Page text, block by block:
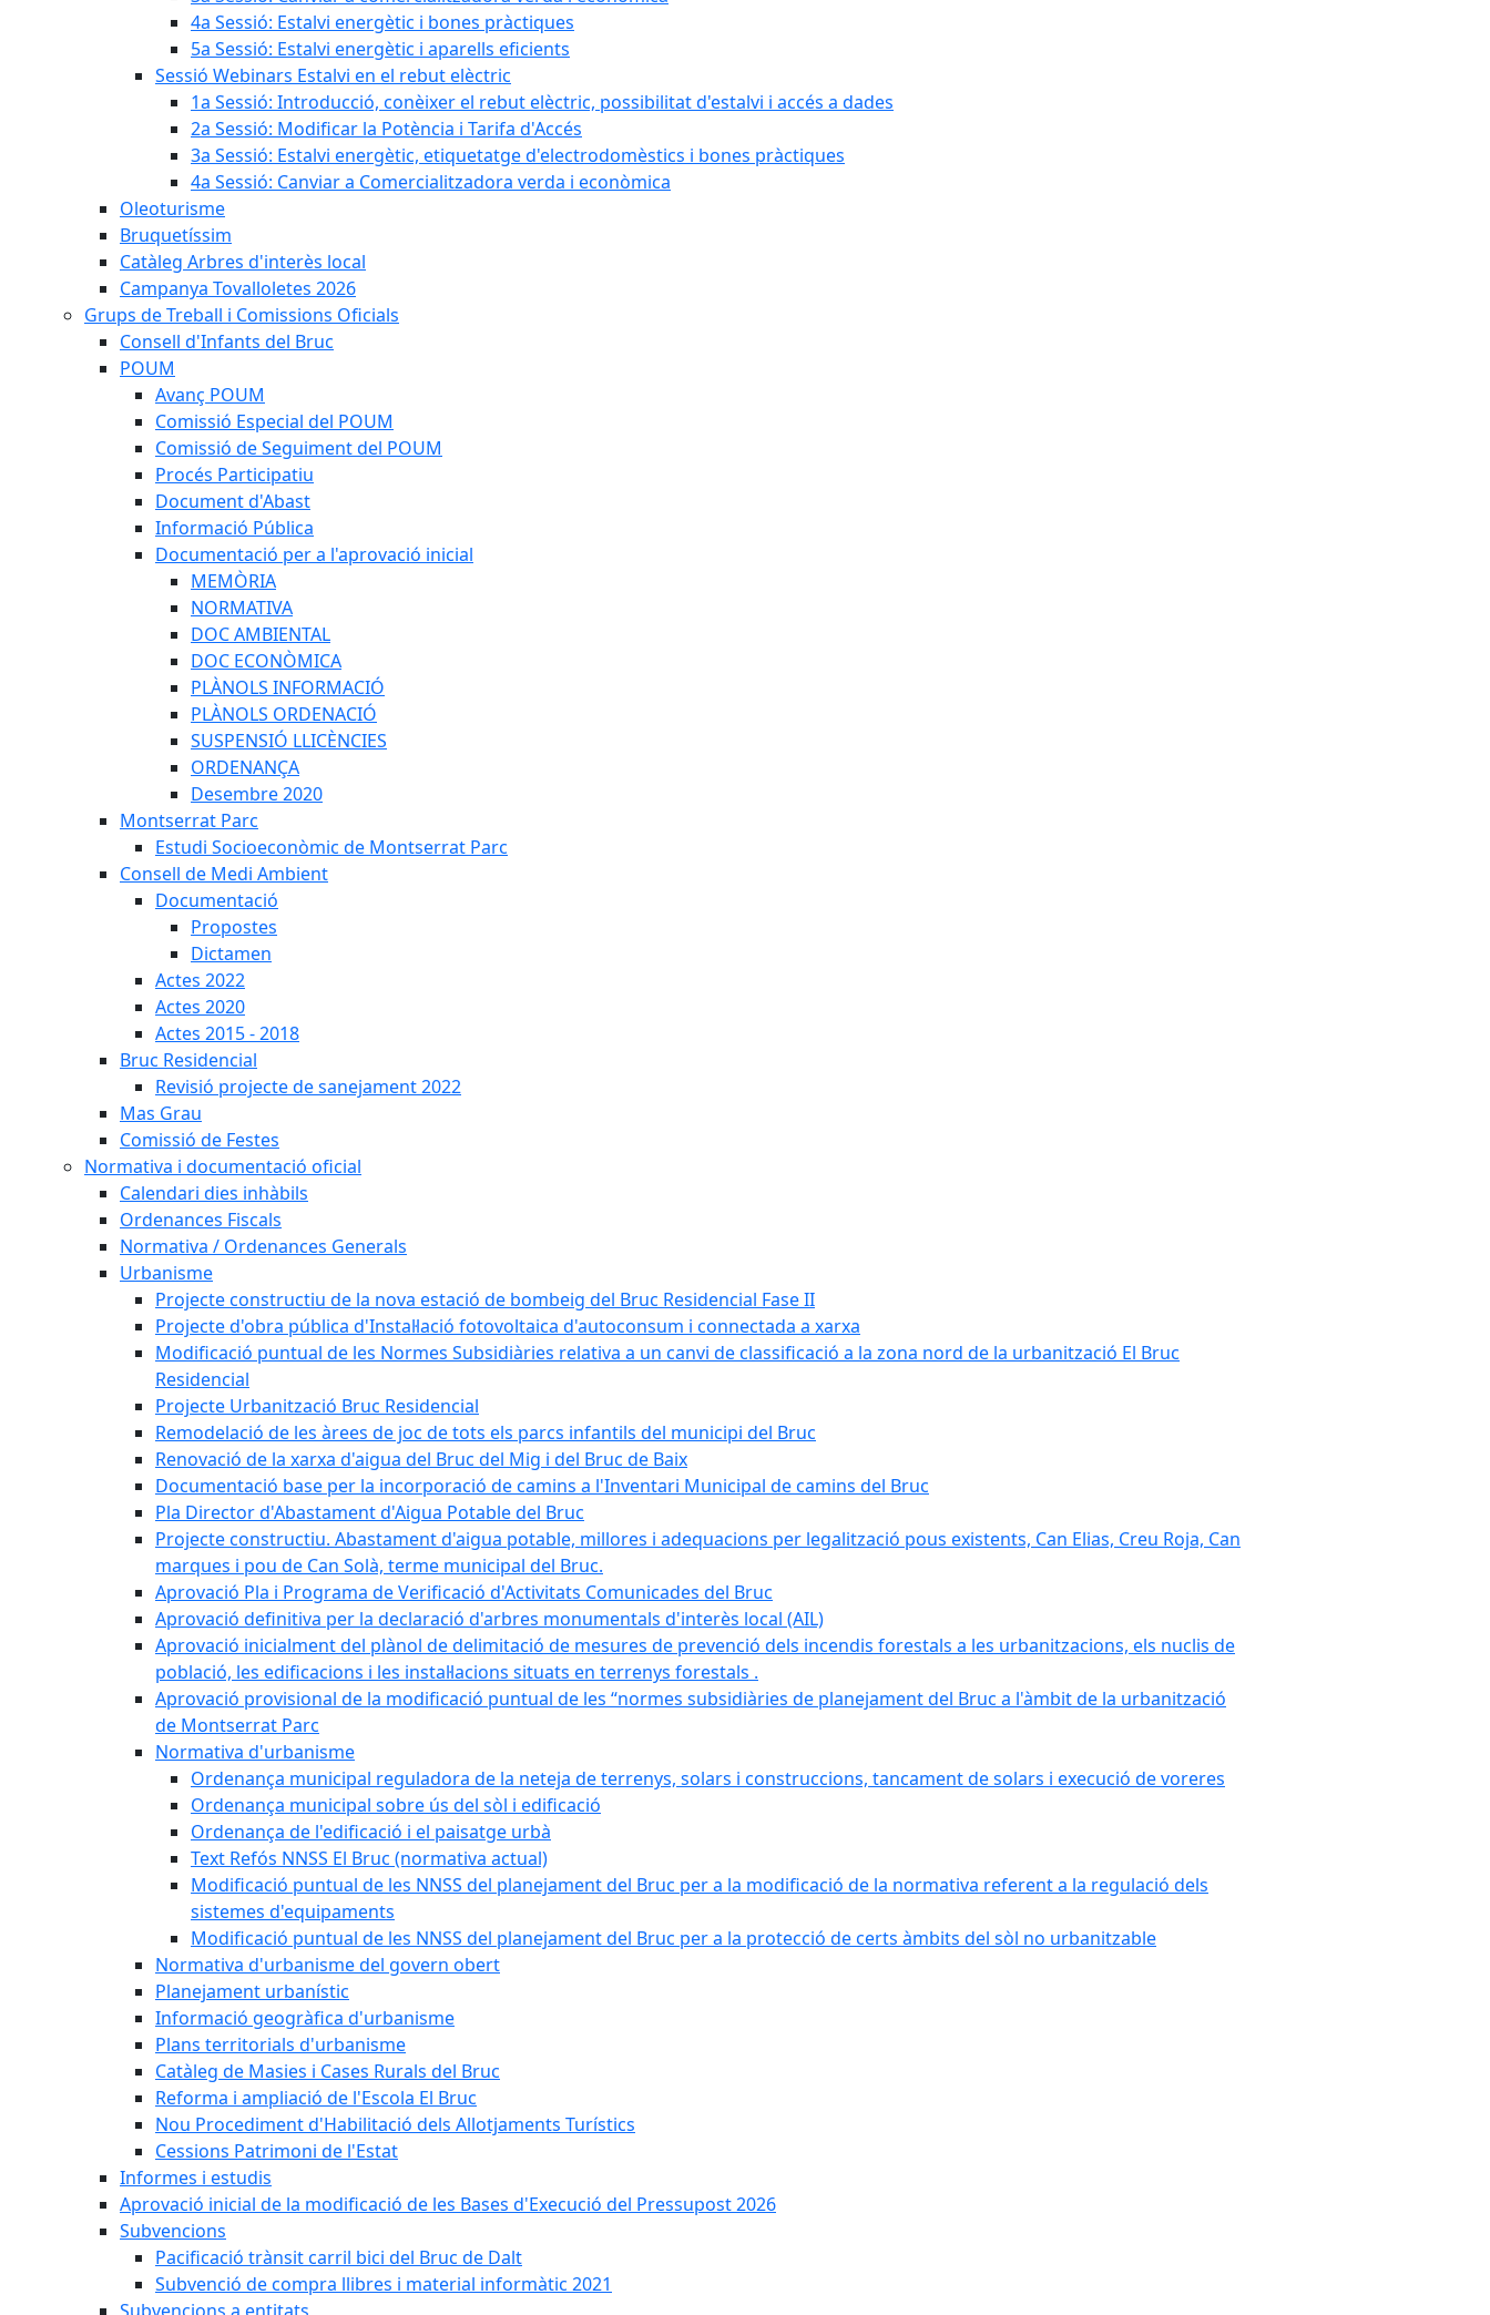
4a Sessió: Estalvi energètic i bones pràctiques
5a Sessió: Estalvi energètic i aparells eficients
Sessió Webinars Estalvi en el rebut elèctric
1a Sessió: Introducció, conèixer el rebut elèctric, possibilitat d'estalvi i accés a dades
2a Sessió: Modificar la Potència i Tarifa d'Accés
3a Sessió: Estalvi energètic, etiquetatge d'electrodomèstics i bones pràctiques
4a Sessió: Canviar a Comercialitzadora verda i econòmica
Oleoturisme
Bruquetíssim
Catàleg Arbres d'interès local
Campanya Tovalloletes 2026
Grups de Treball i Comissions Oficials
Consell d'Infants del Bruc
POUM
Avanç POUM
Comissió Especial del POUM
Comissió de Seguiment del POUM
Procés Participatiu
Document d'Abast
Informació Pública
Documentació per a l'aprovació inicial
MEMÒRIA
NORMATIVA
DOC AMBIENTAL
DOC ECONÒMICA
PLÀNOLS INFORMACIÓ
PLÀNOLS ORDENACIÓ
SUSPENSIÓ LLICÈNCIES
ORDENANÇA
Desembre 2020
Montserrat Parc
Estudi Socioeconòmic de Montserrat Parc
Consell de Medi Ambient
Documentació
Propostes
Dictamen
Actes 2022
Actes 2020
Actes 2015 - 2018
Bruc Residencial
Revisió projecte de sanejament 2022
Mas Grau
Comissió de Festes
Normativa i documentació oficial
Calendari dies inhàbils
Ordenances Fiscals
Normativa / Ordenances Generals
Urbanisme
Projecte constructiu de la nova estació de bombeig del Bruc Residencial Fase II
Projecte d'obra pública d'Instal·lació fotovoltaica d'autoconsum i connectada a xarxa
Modificació puntual de les Normes Subsidiàries relativa a un canvi de classificació a la zona nord de la urbanització El Bruc
Residencial
Projecte Urbanització Bruc Residencial
Remodelació de les àrees de joc de tots els parcs infantils del municipi del Bruc
Renovació de la xarxa d'aigua del Bruc del Mig i del Bruc de Baix
Documentació base per la incorporació de camins a l'Inventari Municipal de camins del Bruc
Pla Director d'Abastament d'Aigua Potable del Bruc
Projecte constructiu. Abastament d'aigua potable, millores i adequacions per legalització pous existents, Can Elias, Creu Roja, Can
marques i pou de Can Solà, terme municipal del Bruc.
Aprovació Pla i Programa de Verificació d'Activitats Comunicades del Bruc
Aprovació definitiva per la declaració d'arbres monumentals d'interès local (AIL)
Aprovació inicialment del plànol de delimitació de mesures de prevenció dels incendis forestals a les urbanitzacions, els nuclis de
població, les edificacions i les instal·lacions situats en terrenys forestals .
Aprovació provisional de la modificació puntual de les “normes subsidiàries de planejament del Bruc a l'àmbit de la urbanització
de Montserrat Parc
Normativa d'urbanisme
Ordenança municipal reguladora de la neteja de terrenys, solars i construccions, tancament de solars i execució de voreres
Ordenança municipal sobre ús del sòl i edificació
Ordenança de l'edificació i el paisatge urbà
Text Refós NNSS El Bruc (normativa actual)
Modificació puntual de les NNSS del planejament del Bruc per a la modificació de la normativa referent a la regulació dels
sistemes d'equipaments
Modificació puntual de les NNSS del planejament del Bruc per a la protecció de certs àmbits del sòl no urbanitzable
Normativa d'urbanisme del govern obert
Planejament urbanístic
Informació geogràfica d'urbanisme
Plans territorials d'urbanisme
Catàleg de Masies i Cases Rurals del Bruc
Reforma i ampliació de l'Escola El Bruc
Nou Procediment d'Habilitació dels Allotjaments Turístics
Cessions Patrimoni de l'Estat
Informes i estudis
Aprovació inicial de la modificació de les Bases d'Execució del Pressupost 2026
Subvencions
Pacificació trànsit carril bici del Bruc de Dalt
Subvenció de compra llibres i material informàtic 2021